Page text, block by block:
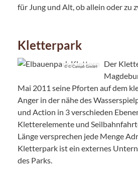
für Jung und Alt, ob allein oder zu
Kletterpark
© © Camp6 GmbH
Der
Mai 2011 seine Pforten auf dem
Anger in der nähe des
und Action in 3 verschieden
Kletterelemente und
Länge versprechen jede Menge
Kletterpark ist ein externes
des Parks.